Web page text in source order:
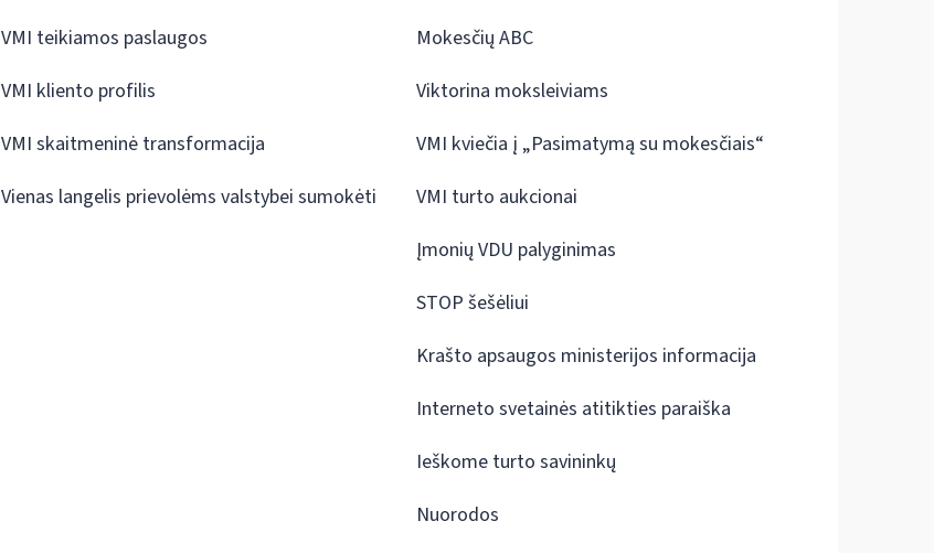
VMI teikiamos paslaugos
VMI kliento profilis
VMI skaitmeninė transformacija
Vienas langelis prievolėms valstybei sumokėti
Mokesčių ABC
Viktorina moksleiviams
VMI kviečia į „Pasimatymą su mokesčiais“
VMI turto aukcionai
Įmonių VDU palyginimas
STOP šešėliui
Krašto apsaugos ministerijos informacija
Interneto svetainės atitikties paraiška
Ieškome turto savininkų
Nuorodos